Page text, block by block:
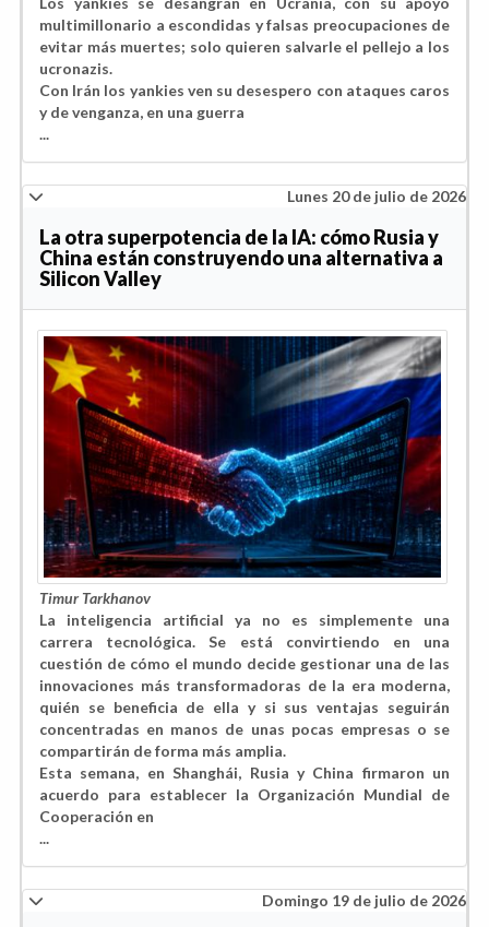
multimillonario a escondidas y falsas preocupaciones de
evitar más muertes; solo quieren salvarle el pellejo a los
ucronazis.
Con Irán los yankies ven su desespero con ataques caros
y de venganza, en una guerra
...
Lunes 20 de julio de 2026
La otra superpotencia de la IA: cómo Rusia y
China están construyendo una alternativa a
Silicon Valley
Timur Tarkhanov
La inteligencia artificial ya no es simplemente una
carrera tecnológica. Se está convirtiendo en una
cuestión de cómo el mundo decide gestionar una de las
innovaciones más transformadoras de la era moderna,
quién se beneficia de ella y si sus ventajas seguirán
concentradas en manos de unas pocas empresas o se
compartirán de forma más amplia.
Esta semana, en Shanghái, Rusia y China firmaron un
acuerdo para establecer la Organización Mundial de
Cooperación en
...
Domingo 19 de julio de 2026